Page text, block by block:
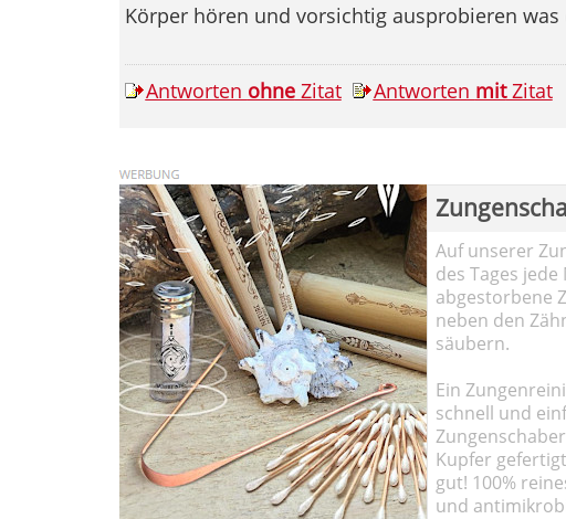
Körper hören und vorsichtig ausprobieren
Antworten ohneZitat Antworten mitZitat
Auf unserer
des Tages
abgestorbene
neben den
säubern.
Ein
schnell und
Kupfer
gut! 100%
und